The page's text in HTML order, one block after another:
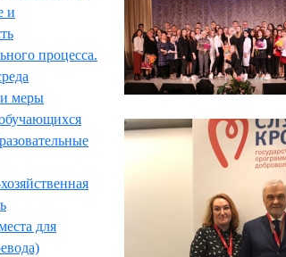
и
процесса.
меры
для